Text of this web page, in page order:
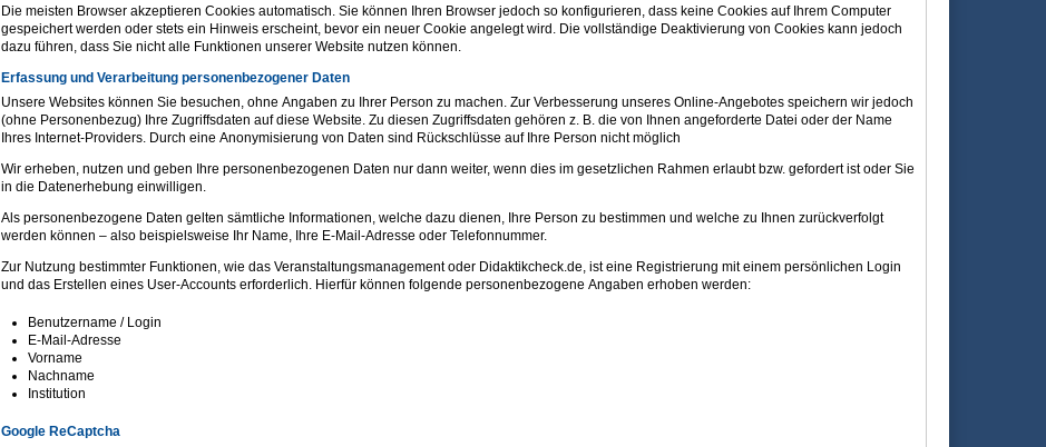
Die meisten Browser akzeptieren Cookies automatisch. Sie können Ihren Browser jedoch so konfigurieren, dass keine Cookies auf Ihrem Computer
gespeichert werden oder stets ein Hinweis erscheint, bevor ein neuer Cookie angelegt wird. Die vollständige Deaktivierung von Cookies kann jedoch
dazu führen, dass Sie nicht alle Funktionen unserer Website nutzen können.
Erfassung und Verarbeitung personenbezogener Daten
Unsere Websites können Sie besuchen, ohne Angaben zu Ihrer Person zu machen. Zur Verbesserung unseres Online-Angebotes speichern wir jedoch
(ohne Personenbezug) Ihre Zugriffsdaten auf diese Website. Zu diesen Zugriffsdaten gehören z. B. die von Ihnen angeforderte Datei oder der Name
Ihres Internet-Providers. Durch eine Anonymisierung von Daten sind Rückschlüsse auf Ihre Person nicht möglich
Wir erheben, nutzen und geben Ihre personenbezogenen Daten nur dann weiter, wenn dies im gesetzlichen Rahmen erlaubt bzw. gefordert ist oder Sie
in die Datenerhebung einwilligen.
Als personenbezogene Daten gelten sämtliche Informationen, welche dazu dienen, Ihre Person zu bestimmen und welche zu Ihnen zurückverfolgt
werden können – also beispielsweise Ihr Name, Ihre E-Mail-Adresse oder Telefonnummer.
Zur Nutzung bestimmter Funktionen, wie das Veranstaltungsmanagement oder Didaktikcheck.de, ist eine Registrierung mit einem persönlichen Login
und das Erstellen eines User-Accounts erforderlich. Hierfür können folgende personenbezogene Angaben erhoben werden:
Benutzername / Login
E-Mail-Adresse
Vorname
Nachname
Institution
Google ReCaptcha